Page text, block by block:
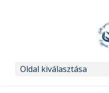
Oldal kiválasztása